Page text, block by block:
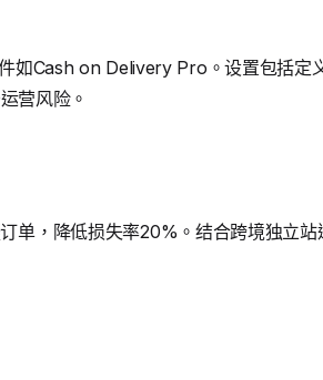
如Cash on Delivery Pro。设置包括定
营风险。
单，降低损失率20%。结合跨境独立